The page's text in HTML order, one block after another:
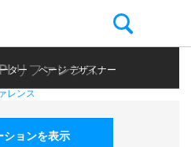
リファレンス
ター ページ デザイナー
レンス
ョンを表示